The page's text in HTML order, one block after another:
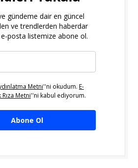
gündeme dair en güncel
ve trendlerden haberdar
posta listemize abone ol.
Metni''ni okudum. E-
Metni''ni kabul ediyorum.
Abone Ol